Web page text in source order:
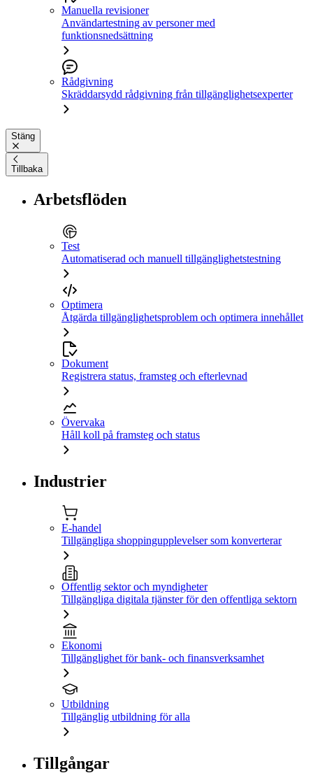
Manuella revisioner
Användartestning av personer med
funktionsnedsättning
Rådgivning
Skräddarsydd rådgivning från tillgänglighetsexperter
Stäng
Tillbaka
Arbetsflöden
Test
Automatiserad och manuell tillgänglighetstestning
Optimera
Åtgärda tillgänglighetsproblem och optimera innehållet
Dokument
Registrera status, framsteg och efterlevnad
Övervaka
Håll koll på framsteg och status
Industrier
E-handel
Tillgängliga shoppingupplevelser som konverterar
Offentlig sektor och myndigheter
Tillgängliga digitala tjänster för den offentliga sektorn
Ekonomi
Tillgänglighet för bank- och finansverksamhet
Utbildning
Tillgänglig utbildning för alla
Tillgångar